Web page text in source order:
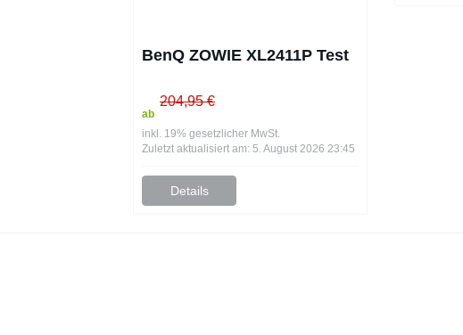
BenQ ZOWIE XL2411P Test
ab
204,95 €
inkl. 19% gesetzlicher MwSt.
Zuletzt aktualisiert am: 5. August 2026 23:45
Details